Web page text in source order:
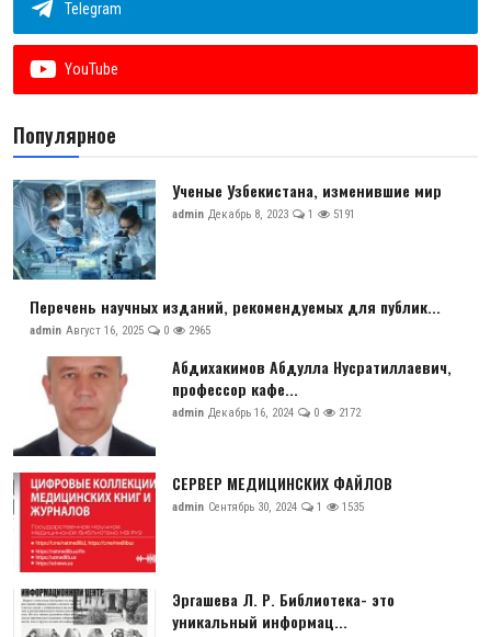
Telegram
YouTube
Популярное
Ученые Узбекистана, изменившие мир
admin Декабрь 8, 2023 1 5191
Перечень научных изданий, рекомендуемых для публик...
admin Август 16, 2025 0 2965
Абдихакимов Абдулла Нусратиллаевич,
профессор кафе...
admin Декабрь 16, 2024 0 2172
СЕРВЕР МЕДИЦИНСКИХ ФАЙЛОВ
admin Сентябрь 30, 2024 1 1535
Эргашева Л. Р. Библиотека- это
уникальный информац...